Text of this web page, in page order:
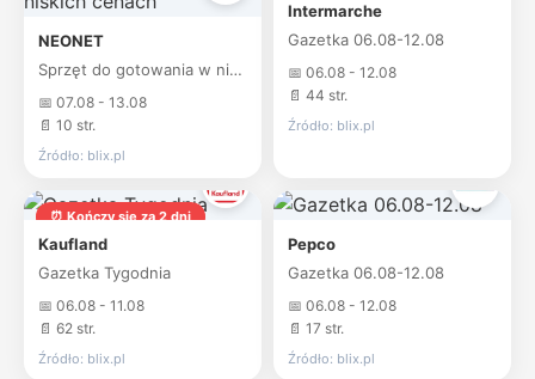
NEONET
Sprzęt do gotowania w niskich cenach
📅 07.08 - 13.08
📄 10 str.
Źródło: blix.pl
Intermarche
Gazetka 06.08-12.08
📅 06.08 - 12.08
📄 44 str.
Źródło: blix.pl
⏰ Kończy się za 2 dni
Kaufland
Gazetka Tygodnia
📅 06.08 - 11.08
📄 62 str.
Źródło: blix.pl
Pepco
Gazetka 06.08-12.08
📅 06.08 - 12.08
📄 17 str.
Źródło: blix.pl